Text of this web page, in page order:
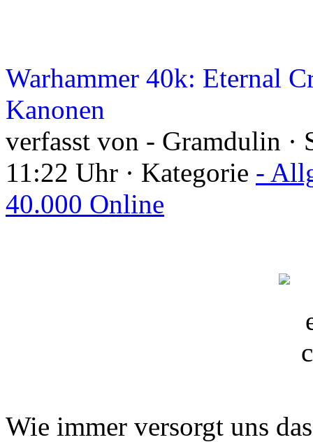
Warhammer 40k: Eternal
Kanonen
verfasst von - Gramdulin ·
11:22 Uhr · Kategorie -
40.000 Online
Wie immer versorgt uns